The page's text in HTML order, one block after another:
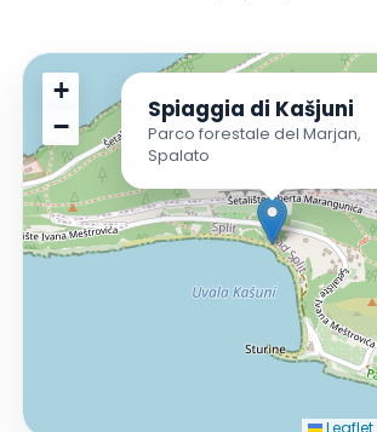
Spiaggia di Kašjuni
Parco forestale del Marjan,
Spalato
+
−
Leaflet